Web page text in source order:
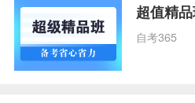
超值精
自考365